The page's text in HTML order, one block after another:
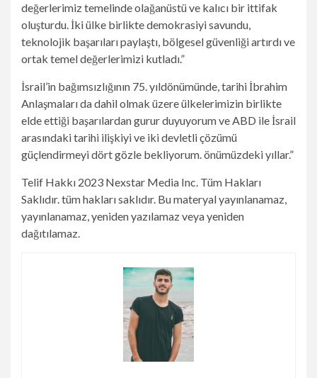
değerlerimiz temelinde olağanüstü ve kalıcı bir ittifak
oluşturdu. İki ülke birlikte demokrasiyi savundu,
teknolojik başarıları paylaştı, bölgesel güvenliği artırdı ve
ortak temel değerlerimizi kutladı.”
İsrail’in bağımsızlığının 75. yıldönümünde, tarihi İbrahim
Anlaşmaları da dahil olmak üzere ülkelerimizin birlikte
elde ettiği başarılardan gurur duyuyorum ve ABD ile İsrail
arasındaki tarihi ilişkiyi ve iki devletli çözümü
güçlendirmeyi dört gözle bekliyorum. önümüzdeki yıllar.”
Telif Hakkı 2023 Nexstar Media Inc. Tüm Hakları
Saklıdır. tüm hakları saklıdır. Bu materyal yayınlanamaz,
yayınlanamaz, yeniden yazılamaz veya yeniden
dağıtılamaz.